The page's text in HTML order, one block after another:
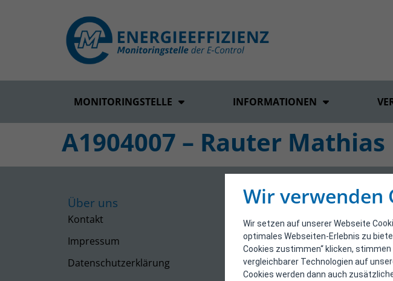
Wir verwenden
Wir setzen auf unserer Webseite
optimales Webseiten-Erlebnis zu
Cookies zustimmen“ klicken, stimmen
vergleichbarer Technologien auf
Cookies werden dann auch
MONITORINGSTELLE INFORMATIONEN
A1904007 – Rauter Mathias
Über uns
Kontakt
Impressum
Datenschutzerklärung